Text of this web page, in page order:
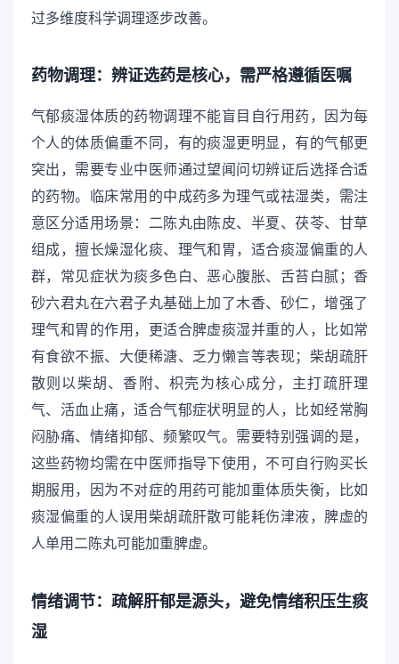
过多维度科学调理逐步改善。
药物调理：辨证选药是核心，需严格遵循医嘱
气郁痰湿体质的药物调理不能盲目自行用药，因为每
个人的体质偏重不同，有的痰湿更明显，有的气郁更
突出，需要专业中医师通过望闻问切辨证后选择合适
的药物。临床常用的中成药多为理气或祛湿类，需注
意区分适用场景：二陈丸由陈皮、半夏、茯苓、甘草
组成，擅长燥湿化痰、理气和胃，适合痰湿偏重的人
群，常见症状为痰多色白、恶心腹胀、舌苔白腻；香
砂六君丸在六君子丸基础上加了木香、砂仁，增强了
理气和胃的作用，更适合脾虚痰湿并重的人，比如常
有食欲不振、大便稀溏、乏力懒言等表现；柴胡疏肝
散则以柴胡、香附、枳壳为核心成分，主打疏肝理
气、活血止痛，适合气郁症状明显的人，比如经常胸
闷胁痛、情绪抑郁、频繁叹气。需要特别强调的是，
这些药物均需在中医师指导下使用，不可自行购买长
期服用，因为不对症的用药可能加重体质失衡，比如
痰湿偏重的人误用柴胡疏肝散可能耗伤津液，脾虚的
人单用二陈丸可能加重脾虚。
情绪调节：疏解肝郁是源头，避免情绪积压生痰
湿